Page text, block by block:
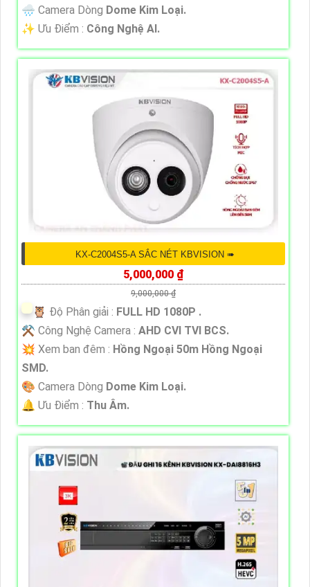
🌧️ Camera Dòng Dome Kim Loại.
️✨ Ưu Điểm : Công Nghệ AI.
KX-C2004S5-A SẮC NÉT KBVISION ➠
5,000,000 ₫
9,000,000 ₫
🦉 Độ Phân giải : FULL HD 1080P .
⚒ Công Nghệ Camera : AHD CVI TVI BCS.
💥 Xem ban đêm : Hồng Ngoại 50m Hồng Ngoại
SMD.
🎨 Camera Dòng Dome Kim Loại.
️🔔 Ưu Điểm : Thu Âm.